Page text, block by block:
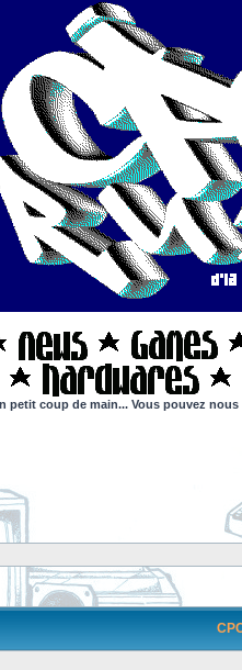
petit coup de main... Vous pouvez